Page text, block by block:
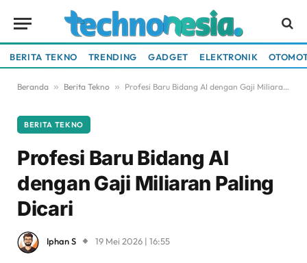
BERITA TEKNO TRENDING GADGET ELEKTRONIK
Beranda » Berita Tekno » Profesi Baru Bidang AI dengan Gaji Miliaran Paling Dicari
BERITA TEKNO
Profesi Baru Bidang AI
dengan Gaji Miliaran Paling
Dicari
Iphan S 19 Mei 2026 | 16:55